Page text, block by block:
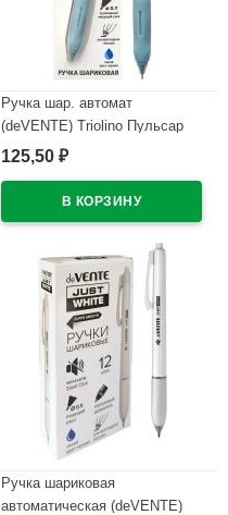
Ручка шар. автомат
(deVENTE) Triolino Пульсар
(Pulsar) н/
арт.5070610 (Ст12)
125,50 ₽
Ручка шариковая
автоматическая (deVENTE)